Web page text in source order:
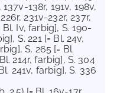
138r, 191v, 198v,
231v-232r, 237r,
Bl. Iv, farbig], S. 190-
, S. 221 [= Bl. 24v,
, S. 265 [= Bl.
214r, farbig], S. 304
241v, farbig], S. 336